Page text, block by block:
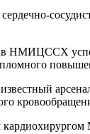
сердечно-
НМИЦССХ